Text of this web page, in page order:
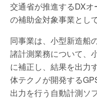
交通省が推進するDX
の補助金対象事業とし
同事業は、小型新造船
諸計測業務について、
に補正し、結果を出力
体テクノが開発する
出力を行う自動計測ソ